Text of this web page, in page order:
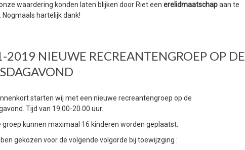
waardering konden laten blijken door Riet eenerelidmaatschapaan te
Nogmaals hartelijk dank!
2019 NIEUWE RECREANTENGROEP OP DE
starten wij met een nieuwe recreantengroep op de
Tijd van 19.00-20.00 uur.
groep kunnen maximaal 16 kinderen worden geplaatst.
gekozen voor de volgende volgorde bij toewijzging :